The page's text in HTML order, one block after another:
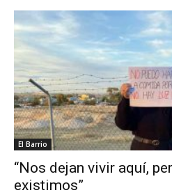
El Barrio
“Nos dejan vivir aquí,
existimos”